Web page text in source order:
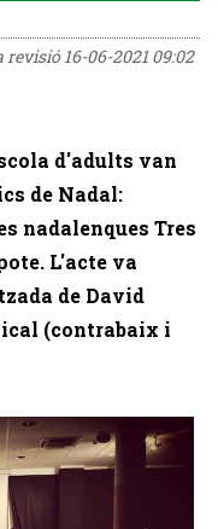
revisió16-06-2021 09:02
d'adults van
de Nadal:
nadalenques Tres
L'acte va
de David
(contrabaix i